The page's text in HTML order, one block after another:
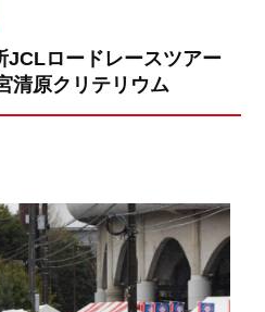
JCLロードレースツアー
原クリテリウム